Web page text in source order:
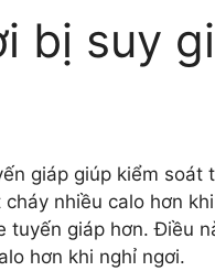
bị suy
giáp giúp kiểm
nhiều calo hơn
tuyến giáp hơn. Điều
hơn khi nghỉ ngơi.